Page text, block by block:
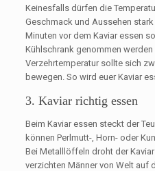
Keinesfalls dürfen die
Geschmack und Aussehen
Minuten vor dem Kaviar essen
Kühlschrank genommen
Verzehrtemperatur sollte sich
bewegen. So wird euer Kaviar
3. Kaviar richtig essen
Beim Kaviar essen steckt der
können Perlmutt-, Horn- oder
Bei Metalllöffeln droht der
verzichten Männer von Welt auf